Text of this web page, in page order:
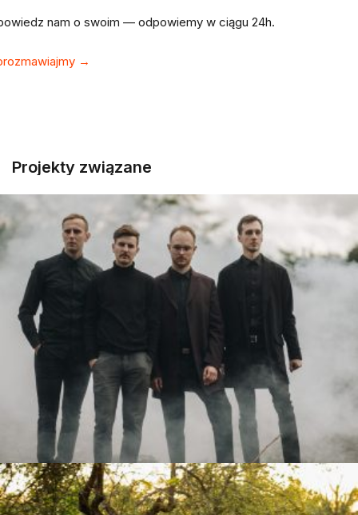
nam o swoim — odpowiemy w ciągu 24h.
→
Projekty związane